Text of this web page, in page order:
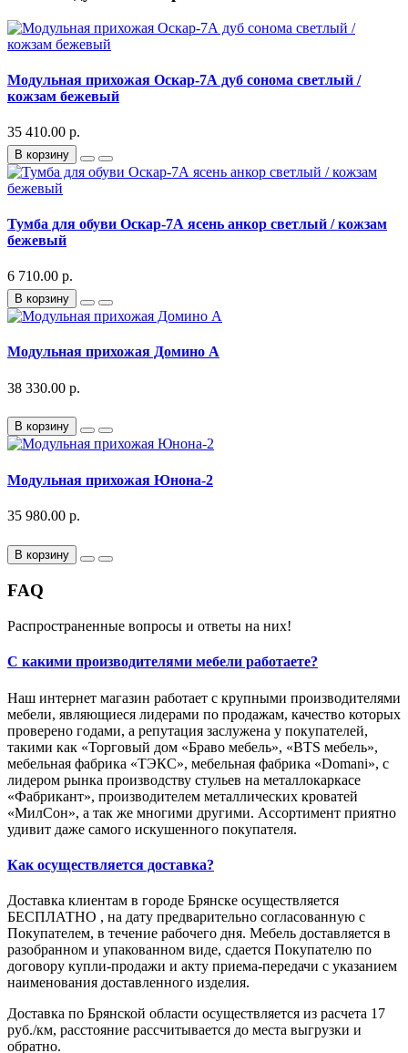
Модульная прихожая Оскар-7А дуб сонома светлый /
кожзам бежевый
35 410.00 р.
В корзину
Тумба для обуви Оскар-7А ясень анкор светлый / кожзам
бежевый
6 710.00 р.
В корзину
Модульная прихожая Домино А
38 330.00 р.
В корзину
Модульная прихожая Юнона-2
35 980.00 р.
В корзину
FAQ
Распространенные вопросы и ответы на них!
С какими производителями мебели работаете?
Наш интернет магазин работает с крупными производителями
мебели, являющиеся лидерами по продажам, качество которых
проверено годами, а репутация заслужена у покупателей,
такими как «Торговый дом «Браво мебель», «BTS мебель»,
мебельная фабрика «ТЭКС», мебельная фабрика «Domani», с
лидером рынка производству стульев на металлокаркасе
«Фабрикант», производителем металлических кроватей
«МилСон», а так же многими другими. Ассортимент приятно
удивит даже самого искушенного покупателя.
Как осуществляется доставка?
Доставка клиентам в городе Брянске осуществляется
БЕСПЛАТНО , на дату предварительно согласованную с
Покупателем, в течение рабочего дня. Мебель доставляется в
разобранном и упакованном виде, сдается Покупателю по
договору купли-продажи и акту приема-передачи с указанием
наименования доставленного изделия.
Доставка по Брянской области осуществляется из расчета 17
руб./км, расстояние рассчитывается до места выгрузки и
обратно.